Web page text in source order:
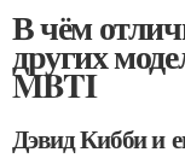
В чём
других
MBTI
Дэвид Кибби и